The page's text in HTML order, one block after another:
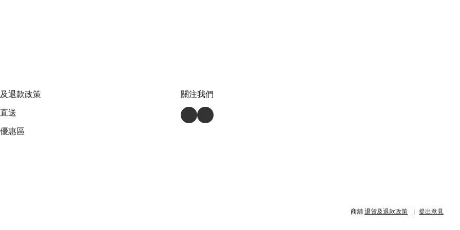
退款政策
送
惠區
關注我們
商舖 退貨及退款政策 提出意見